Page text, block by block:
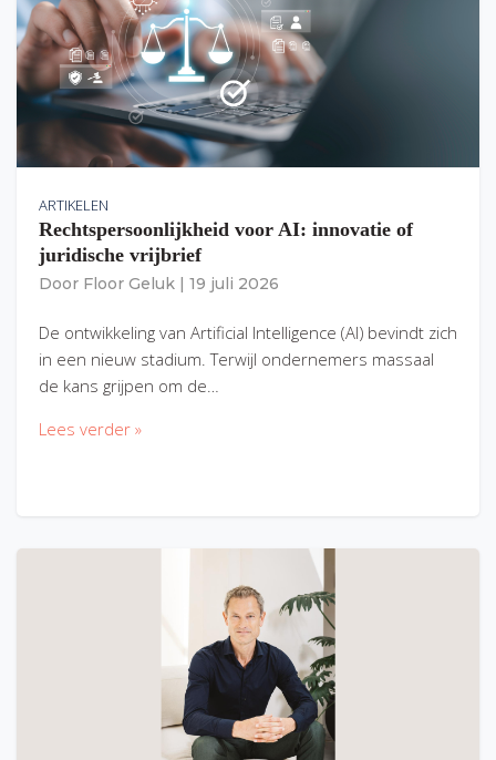
ARTIKELEN
Rechtspersoonlijkheid voor AI: innovatie of
juridische vrijbrief
Door Floor Geluk 19 juli 2026
De ontwikkeling van Artificial Intelligence (AI) bevindt zich
in een nieuw stadium. Terwijl ondernemers massaal
de kans grijpen om de…
Lees verder »